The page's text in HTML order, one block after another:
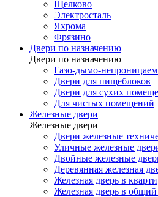
Щелково
Электросталь
Яхрома
Фрязино
Двери по назначению
Двери по назначению
Газо-дымо-
Двери для пищеблоков
Двери для сухих
Для чистых помещений
Железные двери
Железные двери
Двери железные
Уличные железные
Двойные железные
Деревянная железная
Железная дверь в
Железная дверь в